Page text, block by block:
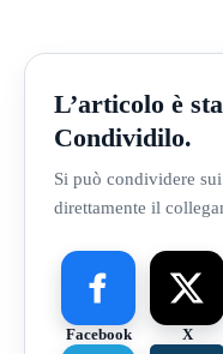
L’articolo è
Condividilo.
Si può condividere
direttamente il
Facebook X